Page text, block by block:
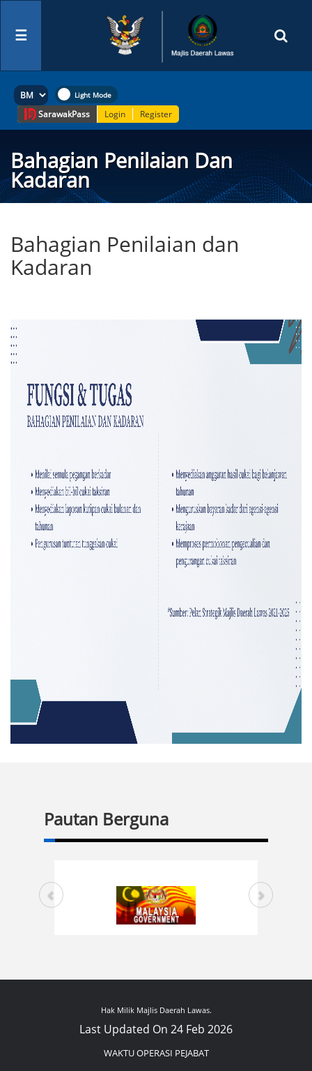
☰
SarawakPass Login Register
Bahagian Penilaian Dan
Kadaran
Bahagian Penilaian dan
Kadaran
Pautan Berguna
Hak Milik Majlis Daerah Lawas.
Last Updated On 24 Feb 2026
WAKTU OPERASI PEJABAT